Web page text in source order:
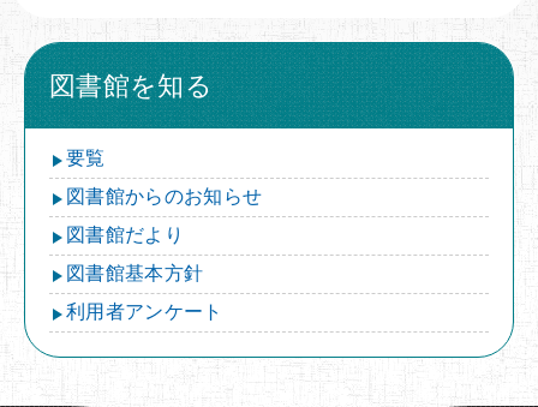
図書館を知る
要覧
図書館からのお知らせ
図書館だより
図書館基本方針
利用者アンケート